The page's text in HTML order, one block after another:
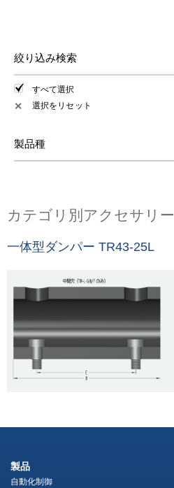
絞り込み検索
すべて選択
✕ 選択をリセット
製品種
カテゴリ別アクセサリー
一体型ダンパー TR43-25L
製品
自動化制御